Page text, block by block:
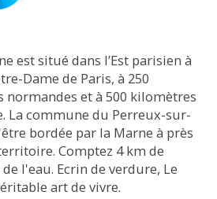
est situé dans l’Est parisien à
Dame de Paris, à 250
normandes et à 500 kilomètres
La commune du Perreux-sur-
bordée par la Marne à près
Comptez 4 km de
l'eau. Ecrin de verdure, Le
art de vivre.